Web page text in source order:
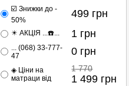
☑️ Знижки до -
50%
499 грн
✴️ АКЦІЯ ...☎️... 1 грн
... (068) 33-777-
47
0 грн
◈ Ціни на
матраци від
1 770
1 499 грн